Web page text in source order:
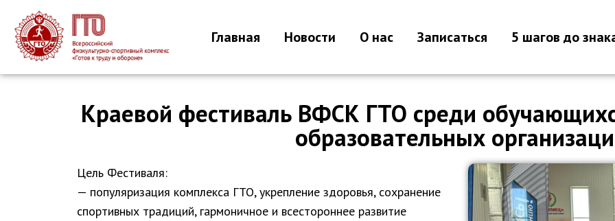
Главная Новости О нас Записаться 5 шагов до
Краевой фестиваль ВФСК ГТО среди
образовательных
Цель Фестиваля:
— популяризация комплекса ГТО, укрепление здоровья, сохранение
спортивных традиций, гармоничное и всестороннее развитие